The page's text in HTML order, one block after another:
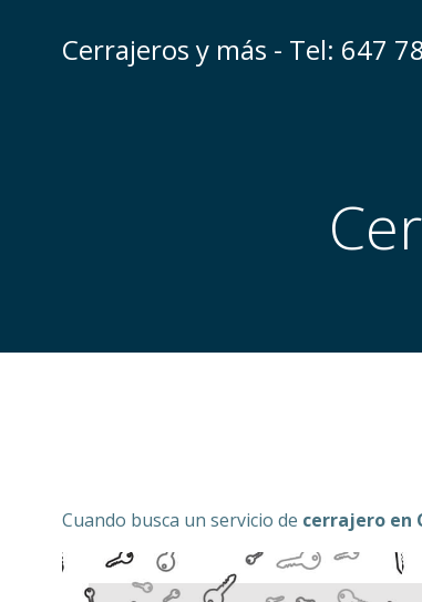
contenidoCerrajeros y más - Tel: 647
Cuando busca un servicio de cerrajero en